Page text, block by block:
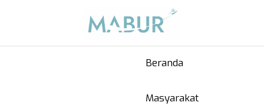
Beranda
Masyarakat